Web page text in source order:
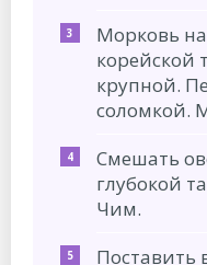
Морковь
корейской
крупной.
соломкой.
Смешать
глубокой
Чим.
Поставить